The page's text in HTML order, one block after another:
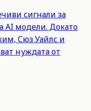
сигнали за
AI модели. Докато
Сюз Уайлс и
нуждата от